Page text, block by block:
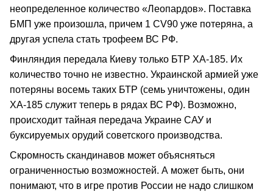
неопределенное количество «Леопардов». Поставка
БМП уже произошла, причем 1 CV90 уже потеряна, а
другая успела стать трофеем ВС РФ.
Финляндия передала Киеву только БТР ХА-185. Их
количество точно не известно. Украинской армией уже
потеряны восемь таких БТР (семь уничтожены, один
ХА-185 служит теперь в рядах ВС РФ). Возможно,
происходит тайная передача Украине САУ и
буксируемых орудий советского производства.
Скромность скандинавов может объясняться
ограниченностью возможностей. А может быть, они
понимают, что в игре против России не надо слишком